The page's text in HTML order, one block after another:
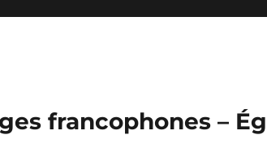
francophones –